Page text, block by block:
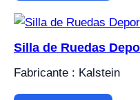
Silla de Ruedas
Fabricante : Kalstein